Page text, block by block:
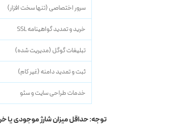
سرور اختصاصی (تنها سخت افزار)
خرید و تمدید گواهینامه SSL
تبلیغات گوگل (مدیریت شده)
ثبت و تمدید دامنه (غیر کام)
خدمات طراحی سایت و سئو
توجه: حداقل میزان شارژ موجودی یا خرید